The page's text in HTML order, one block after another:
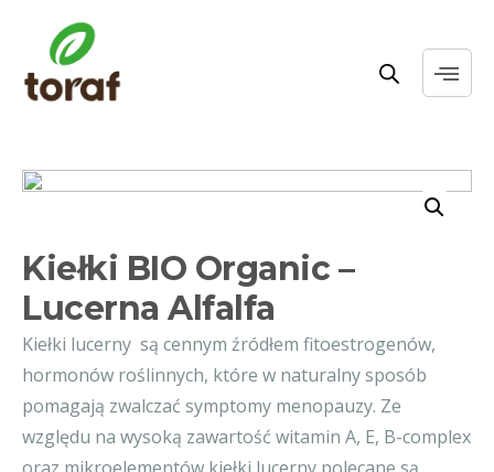
Kiełki BIO Organic –
Lucerna Alfalfa
Kiełki lucerny są cennym źródłem fitoestrogenów,
hormonów roślinnych, które w naturalny sposób
pomagają zwalczać symptomy menopauzy. Ze
względu na wysoką zawartość witamin A, E, B-complex